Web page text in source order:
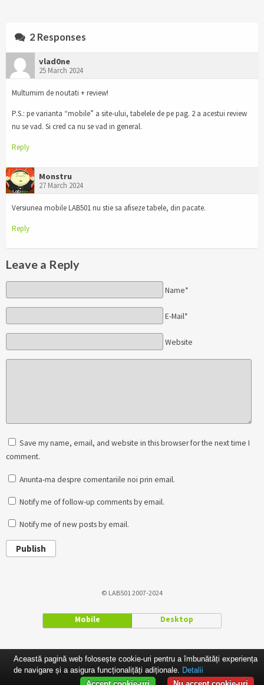
2 Responses
vlad0ne
25 March 2024
Multumim de noutati + review!
P.S.: pe varianta “mobile” a site-ului, tabelele de pe pag. 2 a acestui review
nu se vad. Si cred ca nu se vad in general.
Reply
Monstru
27 March 2024
Versiunea mobile LAB501 nu stie sa afiseze tabele, din pacate.
Reply
Leave a Reply
Name*
E-Mail*
Website
Save my name, email, and website in this browser for the next time I
comment.
Anunta-ma despre comentariile noi prin email.
Notify me of follow-up comments by email.
Notify me of new posts by email.
Publish
© LAB501 2007-2024
Mobile Desktop
Această pagină web folosește cookie-uri pentru a îmbunătăți experiența
de navigare și a asigura funcționalițăți adiționale. Detalii